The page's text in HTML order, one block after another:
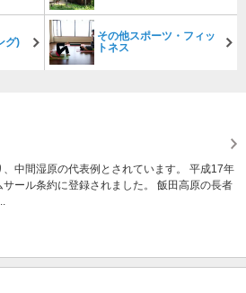
グ)
その他スポーツ・フィッ
トネス
中間湿原の代表例とされています。 平成17年
ール条約に登録されました。 飯田高原の長者